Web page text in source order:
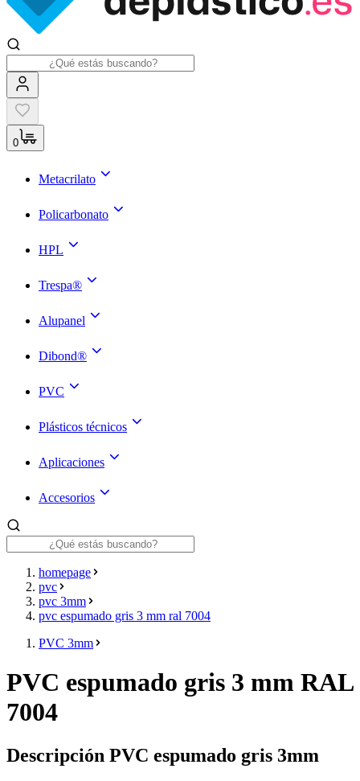
0
Metacrilato
Policarbonato
HPL
Trespa®
Alupanel
Dibond®
PVC
Plásticos técnicos
Aplicaciones
Accesorios
homepage
pvc
pvc 3mm
pvc espumado gris 3 mm ral 7004
PVC 3mm
PVC espumado gris 3 mm RAL
7004
Descripción PVC espumado gris 3mm